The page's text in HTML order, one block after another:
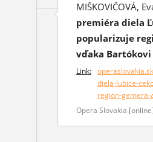
MIŠKOVIČOVÁ,
premiéra diela
popularizuje
vďaka Bartókovi
Link:
diela-lubice-
region-
(otvorí sa v
Opera Slovakia